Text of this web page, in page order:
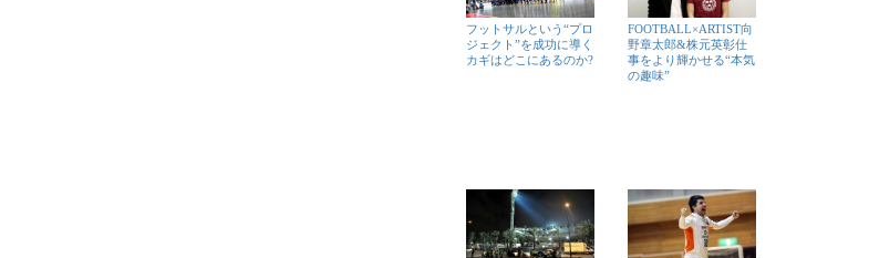
フットサルという“プロ
ジェクト”を成功に導く
カギはどこにあるのか?
FOOTBALL×ARTIST向
野章太郎&株元英彰仕
事をより輝かせる“本気
の趣味”